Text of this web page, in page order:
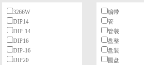
3266W
DIP14
DIP-14
DIP16
DIP-16
DIP20
编带
管
管装
盘整
盘装
圆盘